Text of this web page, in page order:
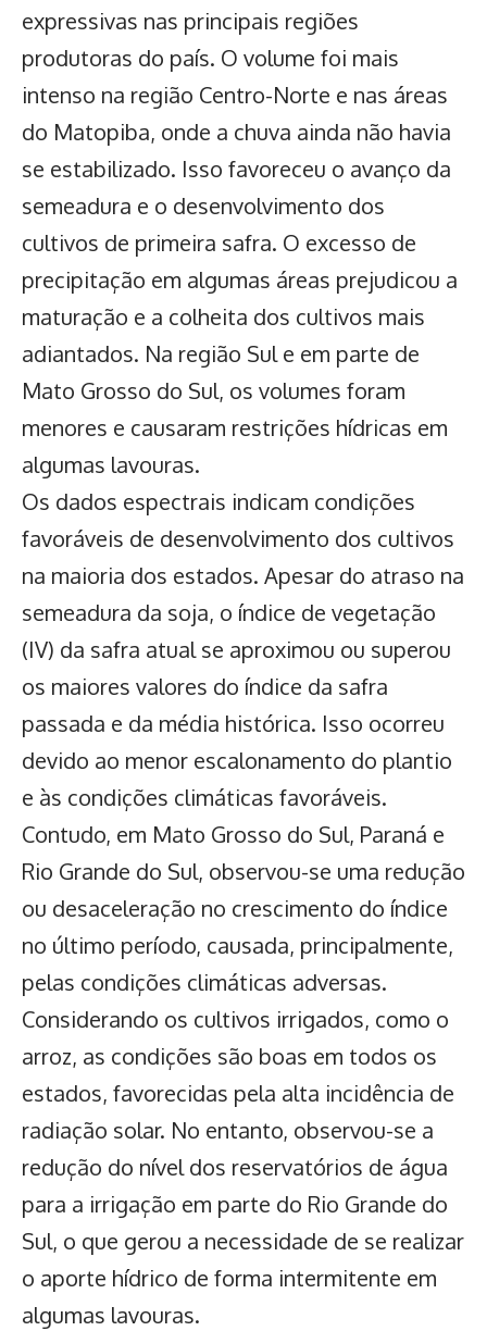
expressivas nas principais regiões
produtoras do país. O volume foi mais
intenso na região Centro-Norte e nas áreas
do Matopiba, onde a chuva ainda não havia
se estabilizado. Isso favoreceu o avanço da
semeadura e o desenvolvimento dos
cultivos de primeira safra. O excesso de
precipitação em algumas áreas prejudicou a
maturação e a colheita dos cultivos mais
adiantados. Na região Sul e em parte de
Mato Grosso do Sul, os volumes foram
menores e causaram restrições hídricas em
algumas lavouras.
Os dados espectrais indicam condições
favoráveis de desenvolvimento dos cultivos
na maioria dos estados. Apesar do atraso na
semeadura da soja, o índice de vegetação
(IV) da safra atual se aproximou ou superou
os maiores valores do índice da safra
passada e da média histórica. Isso ocorreu
devido ao menor escalonamento do plantio
e às condições climáticas favoráveis.
Contudo, em Mato Grosso do Sul, Paraná e
Rio Grande do Sul, observou-se uma redução
ou desaceleração no crescimento do índice
no último período, causada, principalmente,
pelas condições climáticas adversas.
Considerando os cultivos irrigados, como o
arroz, as condições são boas em todos os
estados, favorecidas pela alta incidência de
radiação solar. No entanto, observou-se a
redução do nível dos reservatórios de água
para a irrigação em parte do Rio Grande do
Sul, o que gerou a necessidade de se realizar
o aporte hídrico de forma intermitente em
algumas lavouras.